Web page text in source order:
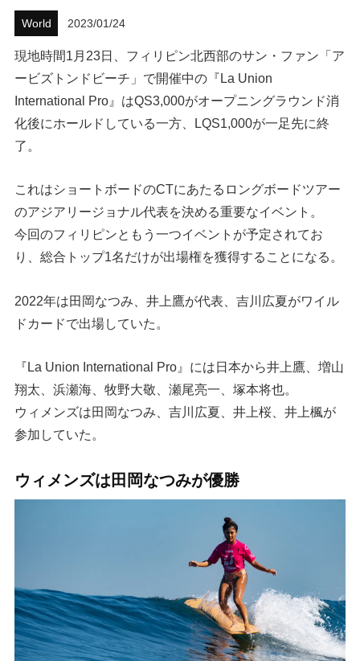
World 2023/01/24
現地時間1月23日、フィリピン北西部のサン・ファン「ア
ービズトンドビーチ」で開催中の『La Union
International Pro』はQS3,000がオープニングラウンド消
化後にホールドしている一方、LQS1,000が一足先に終
了。
これはショートボードのCTにあたるロングボードツアー
のアジアリージョナル代表を決める重要なイベント。
今回のフィリピンともう一つイベントが予定されてお
り、総合トップ1名だけが出場権を獲得することになる。
2022年は田岡なつみ、井上鷹が代表、吉川広夏がワイル
ドカードで出場していた。
『La Union International Pro』には日本から井上鷹、増山
翔太、浜瀬海、牧野大敬、瀬尾亮一、塚本将也。
ウィメンズは田岡なつみ、吉川広夏、井上桜、井上楓が
参加していた。
ウィメンズは田岡なつみが優勝
ホリデースタイル
ウェストジャパン
イベント・リリース
FOLLOW US ON